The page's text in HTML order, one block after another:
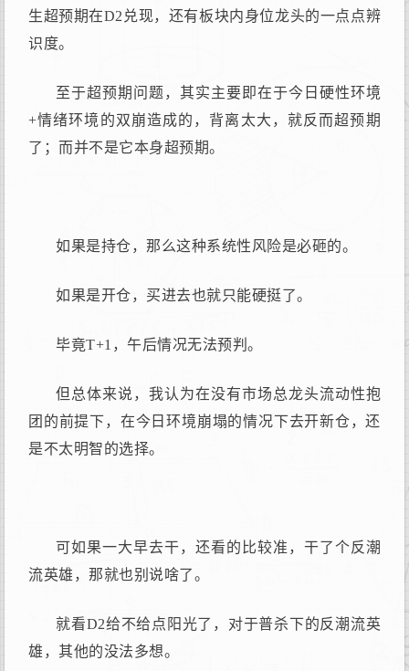
生超预期在D2兑现，还有板块内身位龙头的一点点辨
识度。
至于超预期问题，其实主要即在于今日硬性环境
+情绪环境的双崩造成的，背离太大，就反而超预期
了；而并不是它本身超预期。
如果是持仓，那么这种系统性风险是必砸的。
如果是开仓，买进去也就只能硬挺了。
毕竟T+1，午后情况无法预判。
但总体来说，我认为在没有市场总龙头流动性抱
团的前提下，在今日环境崩塌的情况下去开新仓，还
是不太明智的选择。
可如果一大早去干，还看的比较准，干了个反潮
流英雄，那就也别说啥了。
就看D2给不给点阳光了，对于普杀下的反潮流英
雄，其他的没法多想。